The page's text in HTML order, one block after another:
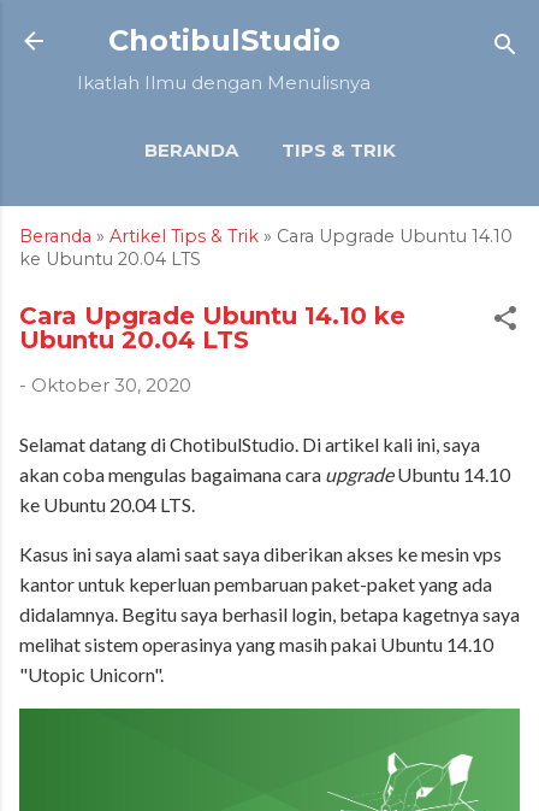
Langsung ke konten utama
ChotibulStudio
Ikatlah Ilmu dengan Menulisnya
BERANDA TIPS & TRIK
TUTORIAL ARTIKEL
LAINNYA… ULASAN
Beranda » Artikel Tips & Trik » Cara Upgrade Ubuntu 14.10
ke Ubuntu 20.04 LTS
Cara Upgrade Ubuntu 14.10 ke
Ubuntu 20.04 LTS
- Oktober 30, 2020
Selamat datang di ChotibulStudio. Di artikel kali ini, saya
akan coba mengulas bagaimana cara upgradeUbuntu 14.10
ke Ubuntu 20.04 LTS.
Kasus ini saya alami saat saya diberikan akses ke mesin vps
kantor untuk keperluan pembaruan paket-paket yang ada
didalamnya. Begitu saya berhasil login, betapa kagetnya saya
melihat sistem operasinya yang masih pakai Ubuntu 14.10
"Utopic Unicorn".